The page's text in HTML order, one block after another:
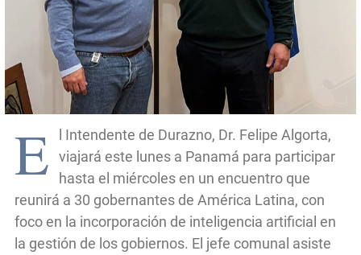
E
l Intendente de Durazno, Dr. Felipe Algorta,
viajará este lunes a Panamá para participar
hasta el miércoles en un encuentro que
reunirá a 30 gobernantes de América Latina, con
foco en la incorporación de inteligencia artificial en
la gestión de los gobiernos. El jefe comunal asiste